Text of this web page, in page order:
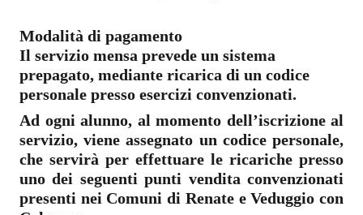
Modalità di pagamento
Il servizio mensa prevede un sistema
prepagato, mediante ricarica di un codice
personale presso esercizi convenzionati.
Ad ogni alunno, al momento dell’iscrizione al
servizio, viene assegnato un codice personale,
che servirà per effettuare le ricariche presso
uno dei seguenti punti vendita convenzionati
presenti nei Comuni di Renate e Veduggio con